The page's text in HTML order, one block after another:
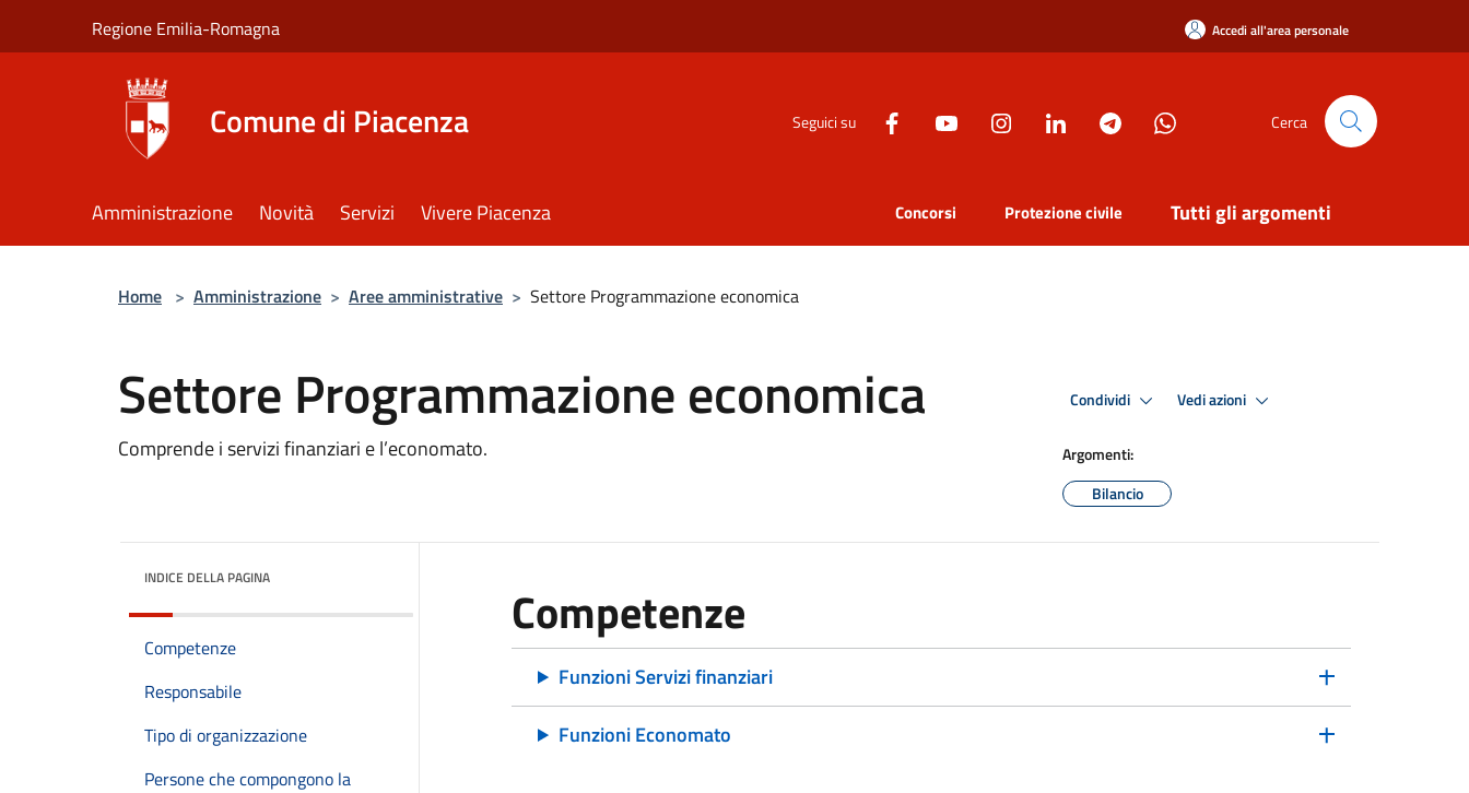
Regione Emilia-Romagna Accedi all'area personale
Comune di Piacenza Seguici su Cerca
Amministrazione Novità Servizi Vivere Piacenza Concorsi Protezione civile Tutti gli argomenti
Home > Amministrazione > Aree amministrative > Settore Programmazione economica
Settore Programmazione economica
Comprende i servizi finanziari e l’economato.
Condividi Vedi azioni
Argomenti:
Bilancio
INDICE DELLA PAGINA
Competenze
Responsabile
Tipo di organizzazione
Persone che compongono la
Competenze
Funzioni Servizi finanziari
Funzioni Economato